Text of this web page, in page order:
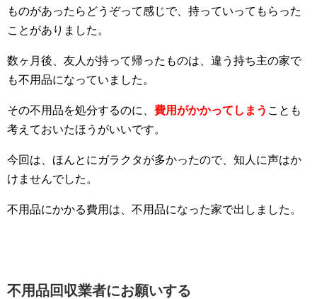
ものがあったらどうぞって感じで、持っていってもらった
ことがありました。
数ヶ月後、友人が持って帰ったものは、違う持ち主の家で
も不用品になっていました。
その不用品を処分するのに、 費用がかかってしまう ことも
考えておいたほうがいいです。
今回は、ほんとにガラクタが多かったので、知人に声はか
けませんでした。
不用品にかかる費用は、不用品になった家で出しました。
不用品回収業者にお願いする